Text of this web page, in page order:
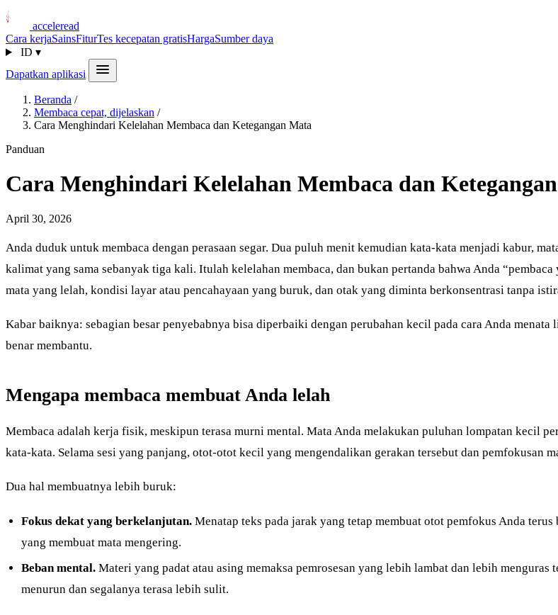
acceleread
Cara kerjaSainsFiturTes kecepatan gratisHargaSumber daya
ID ▾
Dapatkan aplikasi
Beranda /
Membaca cepat, dijelaskan /
Cara Menghindari Kelelahan Membaca dan Ketegangan Mata
Panduan
Cara Menghindari Kelelahan Membaca dan
April 30, 2026
Anda duduk untuk membaca dengan perasaan segar. Dua puluh menit kemudian kata-kata menjadi kabur,
kalimat yang sama sebanyak tiga kali. Itulah kelelahan membaca, dan bukan pertanda bahwa Anda
mata yang lelah, kondisi layar atau pencahayaan yang buruk, dan otak yang diminta berkonsentrasi tanpa
Kabar baiknya: sebagian besar penyebabnya bisa diperbaiki dengan perubahan kecil pada cara Anda
benar membantu.
Mengapa membaca membuat Anda lelah
Membaca adalah kerja fisik, meskipun terasa murni mental. Mata Anda melakukan puluhan lompatan kecil
kata-kata. Selama sesi yang panjang, otot-otot kecil yang mengendalikan gerakan tersebut dan pemfokusan
Dua hal membuatnya lebih buruk:
Fokus dekat yang berkelanjutan. Menatap teks pada jarak yang tetap membuat otot pemfokus Anda
yang membuat mata mengering.
Beban mental. Materi yang padat atau asing memaksa pemrosesan yang lebih lambat dan lebih
menurun dan segalanya terasa lebih sulit.